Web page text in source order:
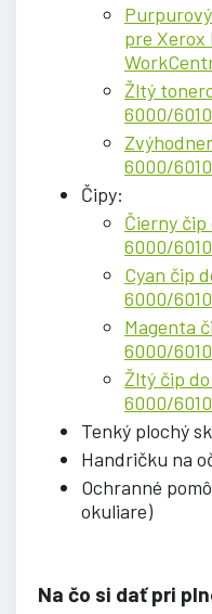
pre Xerox
Žltý
6000/
6000/
Čipy:
Čierny
6000/
Cyan čip
6000/
Magenta
6000/
Žltý čip
6000/
Tenký plochý
Handričku na
Ochranné
okuliare)
Na čo si dať pri